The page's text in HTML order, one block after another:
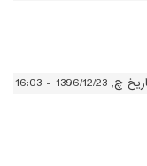
12/23 - 16:03